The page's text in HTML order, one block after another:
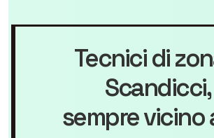
Tecnici di
Scandicci,
sempre vicino